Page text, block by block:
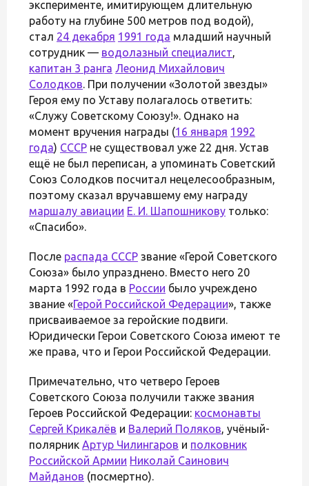
эксперименте, имитирующем длительную
работу на глубине 500 метров под водой),
стал 24 декабря 1991 года младший научный
сотрудник — водолазный специалист,
капитан 3 ранга Леонид Михайлович
Солодков. При получении «Золотой звезды»
Героя ему по Уставу полагалось ответить:
«Служу Советскому Союзу!». Однако на
момент вручения награды (16 января 1992
года) СССР не существовал уже 22 дня. Устав
ещё не был переписан, а упоминать Советский
Союз Солодков посчитал нецелесообразным,
поэтому сказал вручавшему ему награду
маршалу авиации Е. И. Шапошникову только:
«Спасибо».
После распада СССР звание «Герой Советского
Союза» было упразднено. Вместо него 20
марта 1992 года в России было учреждено
звание «Герой Российской Федерации», также
присваиваемое за геройские подвиги.
Юридически Герои Советского Союза имеют те
же права, что и Герои Российской Федерации.
Примечательно, что четверо Героев
Советского Союза получили также звания
Героев Российской Федерации: космонавты
Сергей Крикалёв и Валерий Поляков, учёный-
полярник Артур Чилингаров и полковник
Российской Армии Николай Саинович
Майданов (посмертно).